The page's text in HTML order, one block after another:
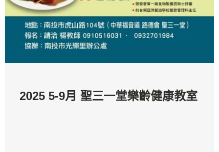
2025 5-9月 聖三一堂樂齡健康教室